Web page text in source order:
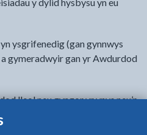
ysgrifenedig (gan gynnwys
gymeradwyir gan yr Awdurdod
lleol neu gyngor yr ynys neu’r
y wybodaeth a gyflwynir, a
mis o’r newid.